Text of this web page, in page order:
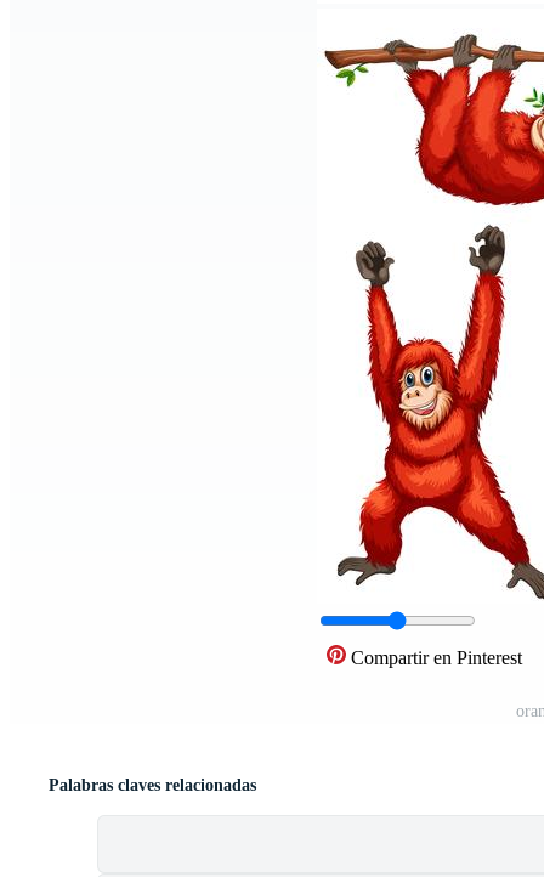
Compartir en Pinterest
Palabras claves relacionadas